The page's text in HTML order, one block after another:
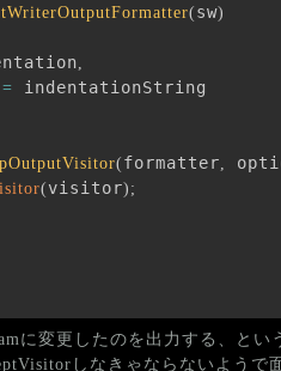
( sw)
,
= indentationString
( formatter,
( visitor) ;
に変更したのを出力する、と
しなきゃならないようで